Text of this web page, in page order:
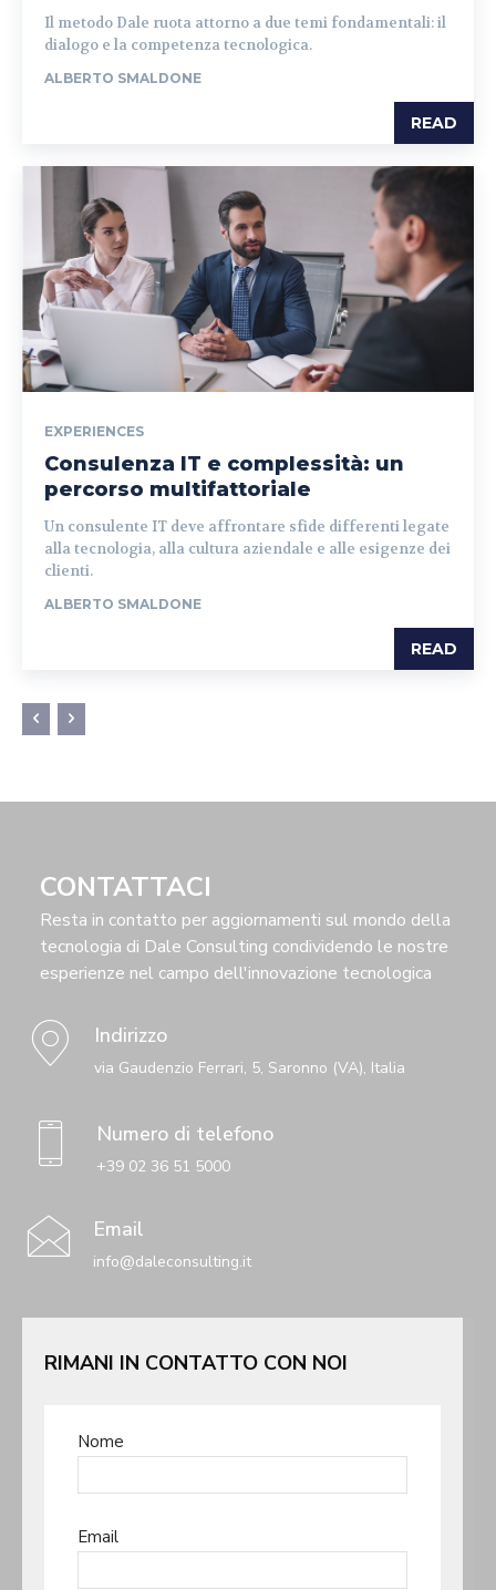
Il metodo Dale ruota attorno a due temi fondamentali: il
dialogo e la competenza tecnologica.
ALBERTO SMALDONE
READ
EXPERIENCES
Consulenza IT e complessità: un
percorso multifattoriale
Un consulente IT deve affrontare sfide differenti legate
alla tecnologia, alla cultura aziendale e alle esigenze dei
clienti.
ALBERTO SMALDONE
READ
CONTATTACI
Resta in contatto per aggiornamenti sul mondo della
tecnologia di Dale Consulting condividendo le nostre
esperienze nel campo dell'innovazione tecnologica
Indirizzo
via Gaudenzio Ferrari, 5, Saronno (VA), Italia
Numero di telefono
+39 02 36 51 5000
Email
info@daleconsulting.it
RIMANI IN CONTATTO CON NOI
Nome
Email